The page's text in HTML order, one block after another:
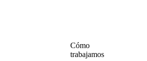
Cómo
trabajamos